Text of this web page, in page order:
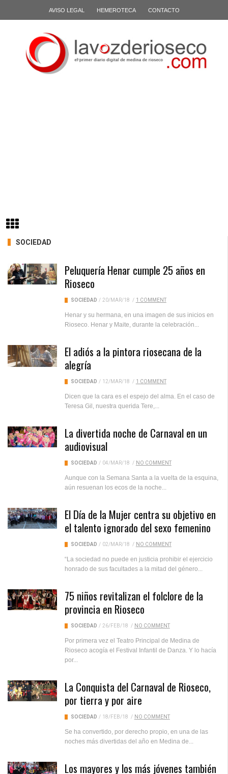
AVISO LEGAL HEMEROTECA CONTACTO
SOCIEDAD
Peluquería Henar cumple 25 años en
Rioseco
SOCIEDAD / 20/MAR/18 / 1 COMMENT
Henar y su hermana, en una imagen de sus inicios en
Rioseco. Henar y Maite, durante la celebración...
El adiós a la pintora riosecana de la
alegría
SOCIEDAD / 12/MAR/18 / 1 COMMENT
Dicen que la cara es el espejo del alma. En el caso de
Teresa Gil, nuestra querida Tere,...
La divertida noche de Carnaval en un
audiovisual
SOCIEDAD / 04/MAR/18 / NO COMMENT
Aunque con la Semana Santa a la vuelta de la esquina,
aún resuenan los ecos de la noche...
El Día de la Mujer centra su objetivo en
el talento ignorado del sexo femenino
SOCIEDAD / 02/MAR/18 / NO COMMENT
“La sociedad no puede en justicia prohibir el ejercicio
honrado de sus facultades a la mitad del género...
75 niños revitalizan el folclore de la
provincia en Rioseco
SOCIEDAD / 26/FEB/18 / NO COMMENT
Por primera vez el Teatro Principal de Medina de
Rioseco acogía el Festival Infantil de Danza. Y lo hacía
por...
La Conquista del Carnaval de Rioseco,
por tierra y por aire
SOCIEDAD / 18/FEB/18 / NO COMMENT
Se ha convertido, por derecho propio, en una de las
noches más divertidas del año en Medina de...
Los mayores y los más jóvenes también